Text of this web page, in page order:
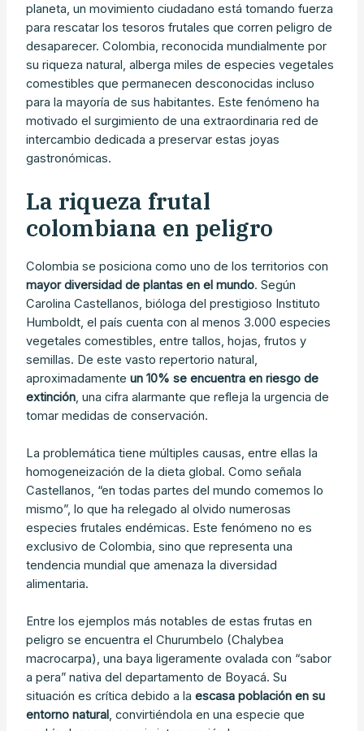
planeta, un movimiento ciudadano está tomando fuerza
para rescatar los tesoros frutales que corren peligro de
desaparecer. Colombia, reconocida mundialmente por
su riqueza natural, alberga miles de especies vegetales
comestibles que permanecen desconocidas incluso
para la mayoría de sus habitantes. Este fenómeno ha
motivado el surgimiento de una extraordinaria red de
intercambio dedicada a preservar estas joyas
gastronómicas.
La riqueza frutal
colombiana en peligro
Colombia se posiciona como uno de los territorios con
mayor diversidad de plantas en el mundo. Según
Carolina Castellanos, bióloga del prestigioso Instituto
Humboldt, el país cuenta con al menos 3.000 especies
vegetales comestibles, entre tallos, hojas, frutos y
semillas. De este vasto repertorio natural,
aproximadamente un 10% se encuentra en riesgo de
extinción, una cifra alarmante que refleja la urgencia de
tomar medidas de conservación.
La problemática tiene múltiples causas, entre ellas la
homogeneización de la dieta global. Como señala
Castellanos, “en todas partes del mundo comemos lo
mismo”, lo que ha relegado al olvido numerosas
especies frutales endémicas. Este fenómeno no es
exclusivo de Colombia, sino que representa una
tendencia mundial que amenaza la diversidad
alimentaria.
Entre los ejemplos más notables de estas frutas en
peligro se encuentra el Churumbelo (Chalybea
macrocarpa), una baya ligeramente ovalada con “sabor
a pera” nativa del departamento de Boyacá. Su
situación es crítica debido a la escasa población en su
entorno natural, convirtiéndola en una especie que